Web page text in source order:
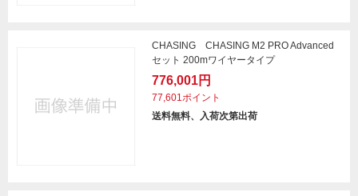
CHASING CHASING M2 PRO Advanced
セット 200mワイヤータイプ
776,001円
77,601ポイント
送料無料、入荷次第出荷